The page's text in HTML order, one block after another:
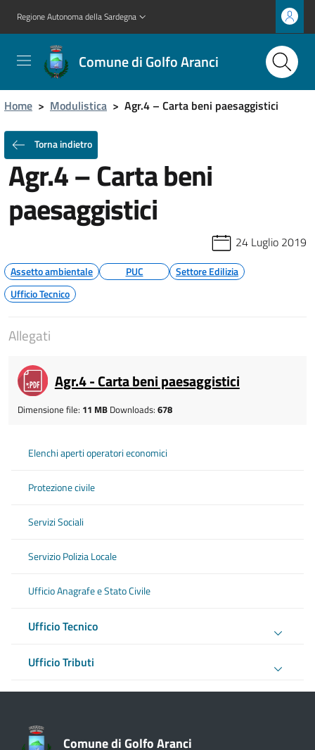
Regione Autonoma della Sardegna
Comune di Golfo Aranci
Home > Modulistica > Agr.4 – Carta beni paesaggistici
Torna indietro
Agr.4 – Carta beni
paesaggistici
24 Luglio 2019
Assetto ambientale PUC
Settore Edilizia
Ufficio Tecnico
Allegati
Agr.4 - Carta beni paesaggistici
Dimensione file: 11 MB Downloads: 678
Elenchi aperti operatori economici
Protezione civile
Servizi Sociali
Servizio Polizia Locale
Ufficio Anagrafe e Stato Civile
Ufficio Tecnico
Ufficio Tributi
Comune di Golfo Aranci